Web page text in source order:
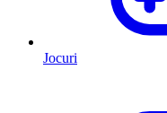
Jocuri